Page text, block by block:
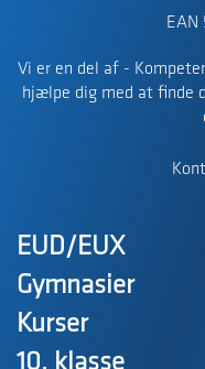
EAN
Vi er en del af -
hjælpe dig med at finde
EUD/EUX
Gymnasier
Kurser
10. klasse